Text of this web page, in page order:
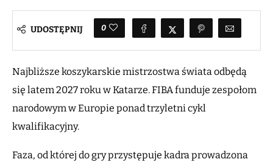
UDOSTĘPNIJ 0
Najbliższe koszykarskie mistrzostwa świata odbędą
się latem 2027 roku w Katarze. FIBA funduje zespołom
narodowym w Europie ponad trzyletni cykl
kwalifikacyjny.
Faza, od której do gry przystępuje kadra prowadzona